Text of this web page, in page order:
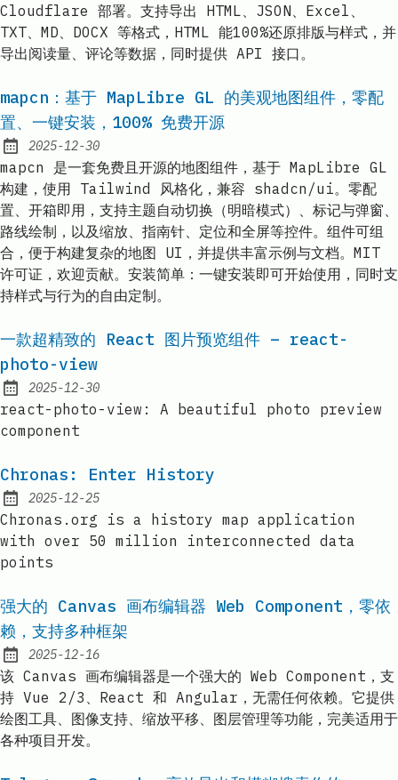
Cloudflare 部署。支持导出 HTML、JSON、Excel、
TXT、MD、DOCX 等格式，HTML 能100%还原排版与样式，并
导出阅读量、评论等数据，同时提供 API 接口。
mapcn：基于 MapLibre GL 的美观地图组件，零配
置、一键安装，100% 免费开源
Published:
2025-12-30
mapcn 是一套免费且开源的地图组件，基于 MapLibre GL
构建，使用 Tailwind 风格化，兼容 shadcn/ui。零配
置、开箱即用，支持主题自动切换（明暗模式）、标记与弹窗、
路线绘制，以及缩放、指南针、定位和全屏等控件。组件可组
合，便于构建复杂的地图 UI，并提供丰富示例与文档。MIT
许可证，欢迎贡献。安装简单：一键安装即可开始使用，同时支
持样式与行为的自由定制。
一款超精致的 React 图片预览组件 – react-
photo-view
Published:
2025-12-30
react-photo-view: A beautiful photo preview
component
Chronas: Enter History
Published:
2025-12-25
Chronas.org is a history map application
with over 50 million interconnected data
points
强大的 Canvas 画布编辑器 Web Component，零依
赖，支持多种框架
Published:
2025-12-16
该 Canvas 画布编辑器是一个强大的 Web Component，支
持 Vue 2/3、React 和 Angular，无需任何依赖。它提供
绘图工具、图像支持、缩放平移、图层管理等功能，完美适用于
各种项目开发。